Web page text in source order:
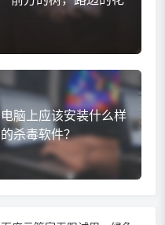
电脑上应该安装什么样
的杀毒软件？